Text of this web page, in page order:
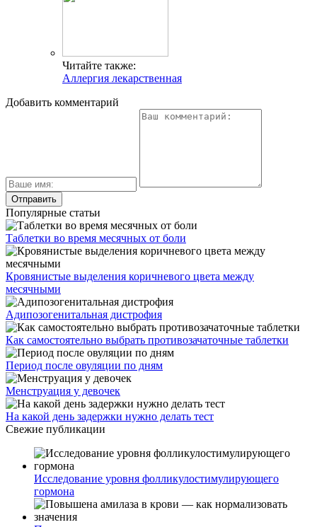
Читайте также:
Аллергия лекарственная
Добавить комментарий
Популярные статьи
Таблетки во время месячных от боли
Кровянистые выделения коричневого цвета между
месячными
Адипозогенитальная дистрофия
Как самостоятельно выбрать противозачаточные таблетки
Период после овуляции по дням
Менструация у девочек
На какой день задержки нужно делать тест
Свежие публикации
Исследование уровня фолликулостимулирующего
гормона